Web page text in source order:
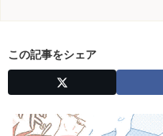
この記事をシェア